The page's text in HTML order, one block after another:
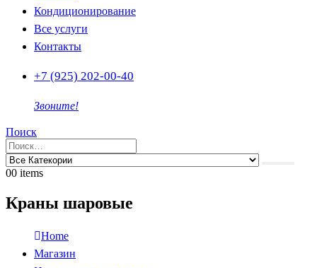
Кондиционирование
Все услуги
Контакты
+7 (925) 202-00-40
Звоните!
Поиск
00 items
Краны шаровые
Home
Магазин